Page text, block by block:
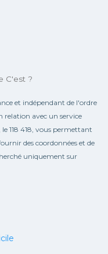
C'est ?
et indépendant de l'ordre
relation avec un service
118 418, vous permettant
des coordonnées et de
uniquement sur